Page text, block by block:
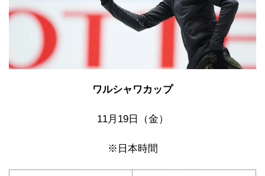
ワルシャワカップ
11月19日（金）
※日本時間